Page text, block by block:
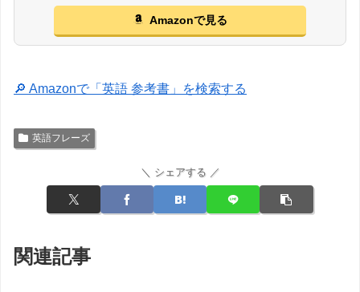
Amazonで見る
🔎 Amazonで「英語 参考書」を検索する
英語フレーズ
＼ シェアする ／
関連記事